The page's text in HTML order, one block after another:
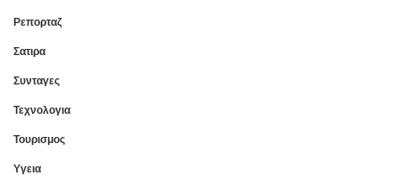
Ρεπορταζ
Σατιρα
Συνταγες
Τεχνολογια
Τουρισμος
Υγεια